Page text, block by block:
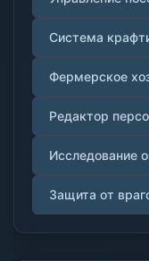
Система
Фермерское
Редактор
Исследование
Защита от